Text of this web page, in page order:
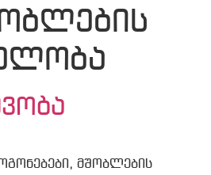
მშობლების